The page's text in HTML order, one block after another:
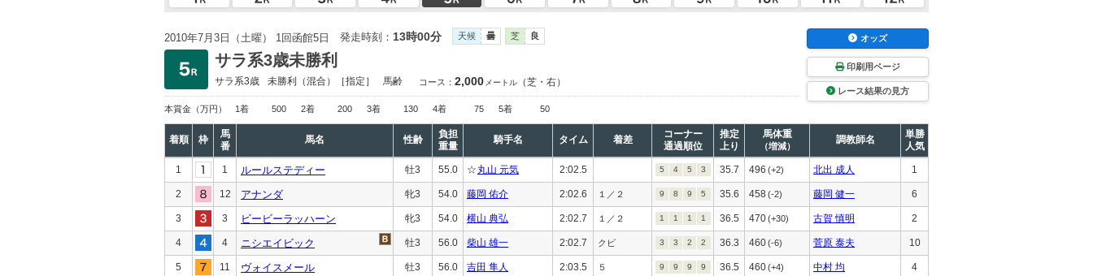
2010年7月3日（土曜） 1回函館5日 発走時刻： 13時00分 天候 曇 芝 良
サラ系3歳未勝利
サラ系3歳 未勝利 （混合）［指定］ 馬齢 コース： 2,000 メートル （芝・右）
本賞金 （万円） 1着 500 2着 200 3着 130 4着 75 5着 50
オッズ
印刷用ページ
レース結果の見方
着順 枠
馬
番
馬名 性齢
負担
重量
騎手名 タイム 着差
コーナー
通過順位
推定
上り
馬体重
（増減）
調教師名
単勝
人気
1 1 ルールステディー 牡3 55.0 ☆ 丸山 元気 2:02.5 5 4 5 3 35.7 496 (+2) 北出 成人 1
2 12 アナンダ 牝3 54.0 藤岡 佑介 2:02.6 １／２ 9 8 9 5 35.6 458 (-2) 藤岡 健一 6
3 3 ビービーラッハーン 牝3 54.0 横山 典弘 2:02.7 １／２ 1 1 1 1 36.5 470(+30) 古賀 慎明 2
4 4 ニシエイビック 牡3 56.0 柴山 雄一 2:02.7 クビ 3 3 2 2 36.3 460(-6) 菅原 泰夫 10
5 11 ヴォイスメール 牡3 56.0 吉田 隼人 2:03.5 ５ 9 9 9 9 36.5 460(+4) 中村 均 4